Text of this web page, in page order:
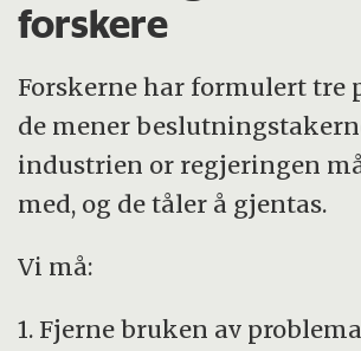
forskere
Forskerne har formulert tre
de mener
industrien or regjeringen
med, og de tåler å gjentas.
Vi må:
1. Fjerne bruken av